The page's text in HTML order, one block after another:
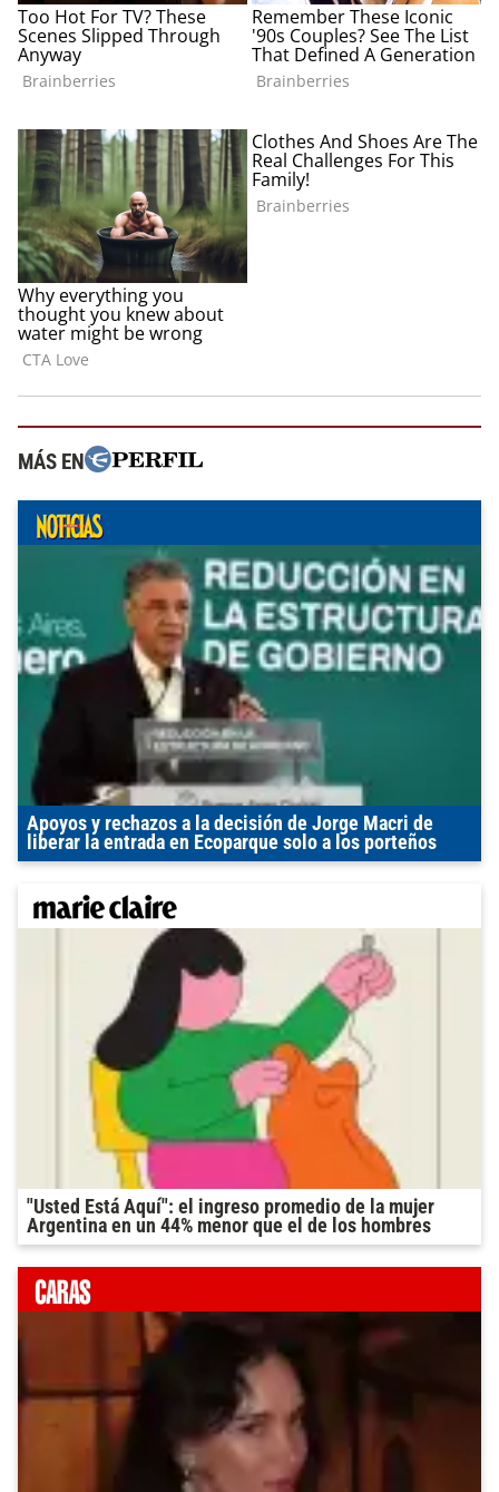
MÁS EN
Apoyos y rechazos a la decisión de Jorge Macri de
liberar la entrada en Ecoparque solo a los porteños
"Usted Está Aquí": el ingreso promedio de la mujer
Argentina en un 44% menor que el de los hombres